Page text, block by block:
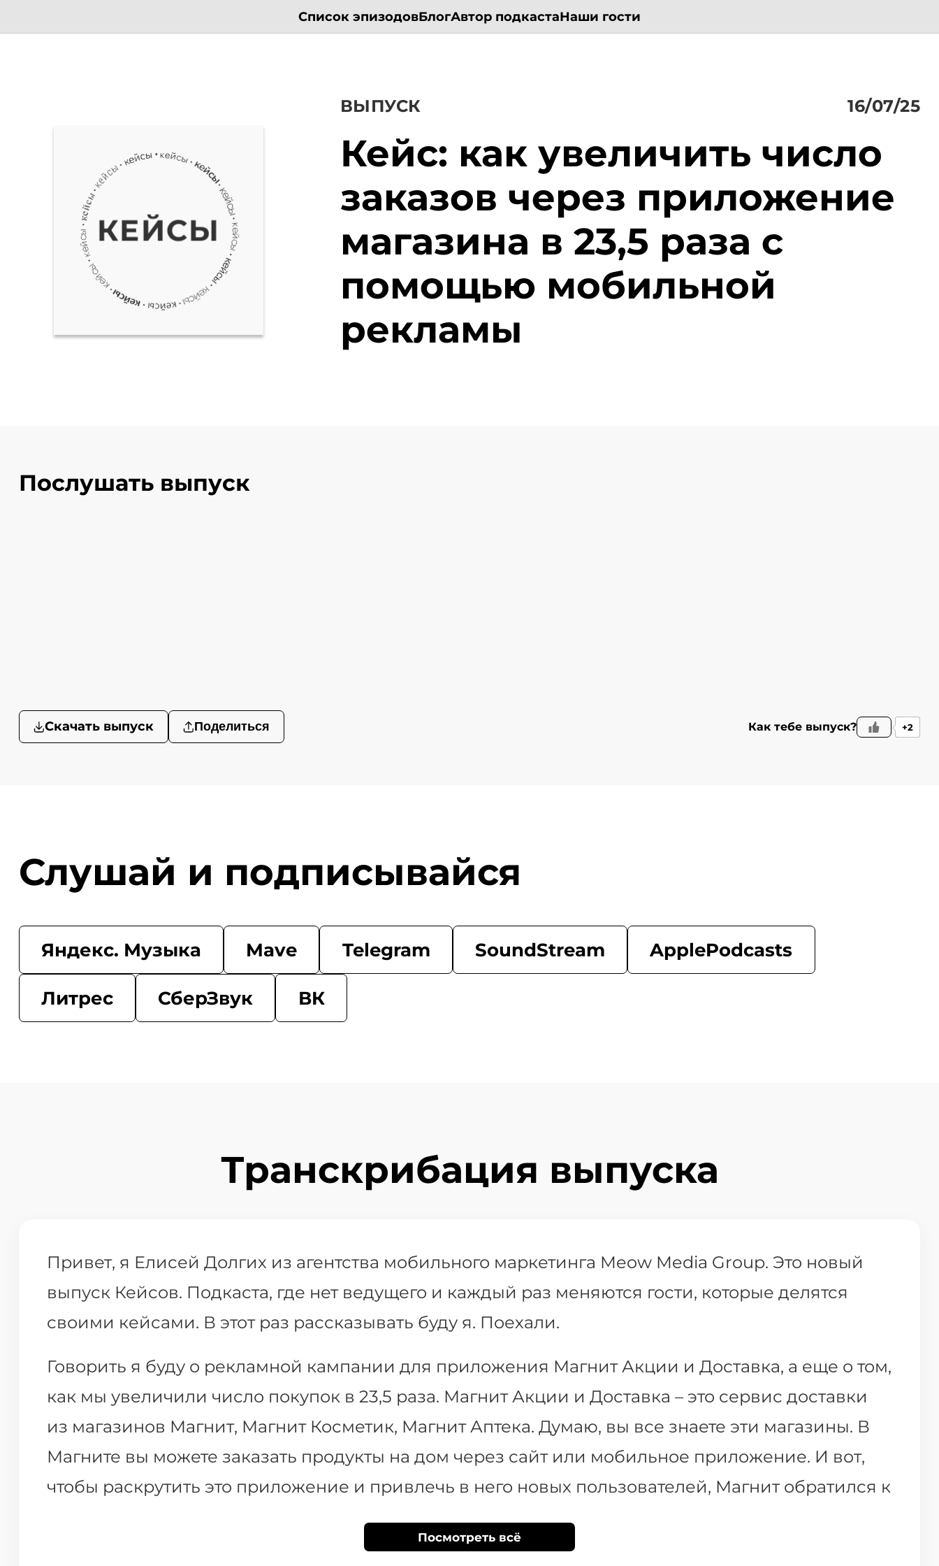
Список эпизодовБлогАвтор подкастаНаши гости
КЕЙСЫ
ВЫПУСК 16/07/25
Кейс: как увеличить число
заказов через приложение
магазина в 23,5 раза с
помощью мобильной
рекламы
Послушать выпуск
Скачать выпуск Поделиться Как тебе выпуск? +2
Слушай и подписывайся
Яндекс. Музыка Mave Telegram SoundStream ApplePodcasts
Литрес СберЗвук ВК
Транскрибация выпуска
Привет, я Елисей Долгих из агентства мобильного маркетинга Meow Media Group. Это новый
выпуск Кейсов. Подкаста, где нет ведущего и каждый раз меняются гости, которые делятся
своими кейсами. В этот раз рассказывать буду я. Поехали.
Говорить я буду о рекламной кампании для приложения Магнит Акции и Доставка, а еще о том,
как мы увеличили число покупок в 23,5 раза. Магнит Акции и Доставка – это сервис доставки
из магазинов Магнит, Магнит Косметик, Магнит Аптека. Думаю, вы все знаете эти магазины. В
Магните вы можете заказать продукты на дом через сайт или мобильное приложение. И вот,
чтобы раскрутить это приложение и привлечь в него новых пользователей, Магнит обратился к
Посмотреть всё